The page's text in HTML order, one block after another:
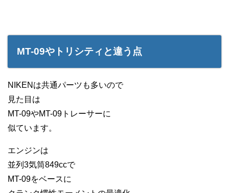
MT-09やトリシティと違う点
NIKENは共通パーツも多いので
見た目は
MT-09やMT-09トレーサーに
似ています。
エンジンは
並列3気筒849ccで
MT-09をベースに